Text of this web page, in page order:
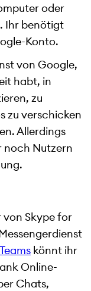
oder
Ihr benötigt
Konto.
von Google,
habt, in
zu
zu verschicken
Allerdings
noch Nutzern
Skype for
Teams könnt ihr
Online-
Chats,